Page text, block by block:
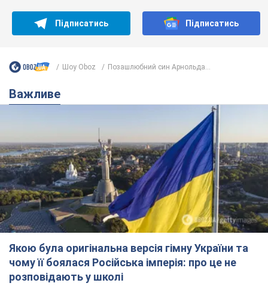
Підписатись Підписатись
Шоу Oboz Позашлюбний син Арнольда...
Важливе
Якою була оригінальна версія гімну України та
чому її боялася Російська імперія: про це не
розповідають у школі